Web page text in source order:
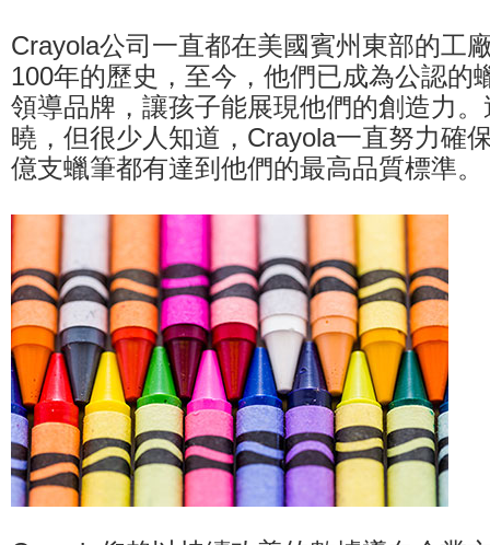
Crayola公司一直都在美國賓州東部的工
100年的歷史，至今，他們已成為公認的
領導品牌，讓孩子能展現他們的創造力
曉，但很少人知道，Crayola一直努力確
億支蠟筆都有達到他們的最高品質標準。